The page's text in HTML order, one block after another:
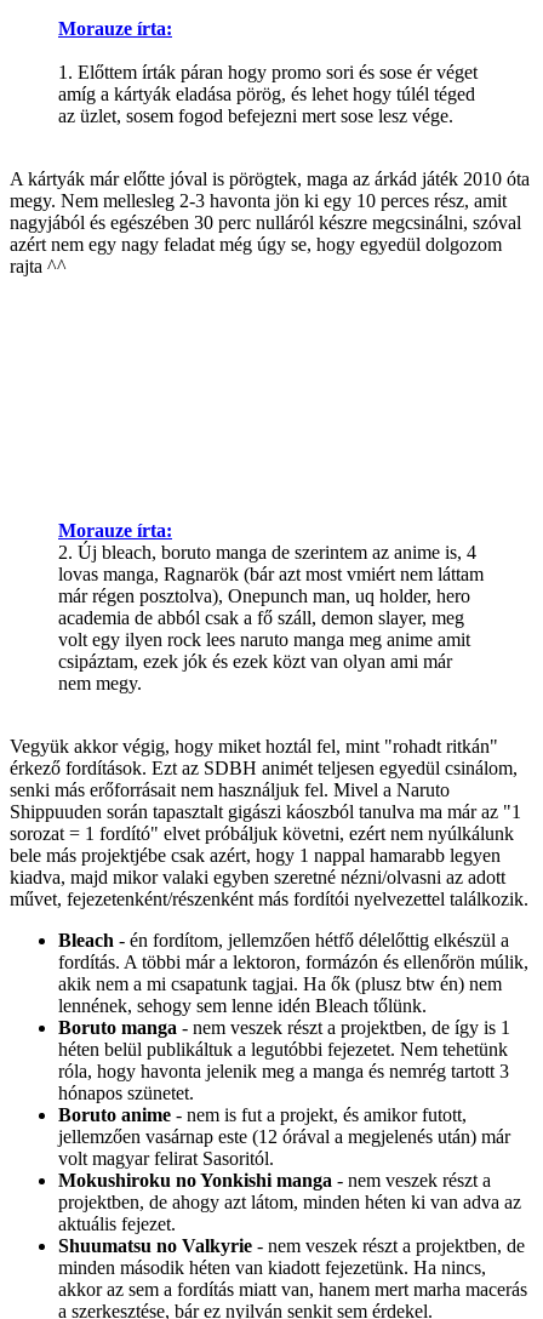
Morauze írta:
1. Előttem írták páran hogy promo sori és sose ér véget
amíg a kártyák eladása pörög, és lehet hogy túlél téged
az üzlet, sosem fogod befejezni mert sose lesz vége.
A kártyák már előtte jóval is pörögtek, maga az árkád játék 2010 óta
megy. Nem mellesleg 2-3 havonta jön ki egy 10 perces rész, amit
nagyjából és egészében 30 perc nulláról készre megcsinálni, szóval
azért nem egy nagy feladat még úgy se, hogy egyedül dolgozom
rajta ^^
Morauze írta:
2. Új bleach, boruto manga de szerintem az anime is, 4
lovas manga, Ragnarök (bár azt most vmiért nem láttam
már régen posztolva), Onepunch man, uq holder, hero
academia de abból csak a fő száll, demon slayer, meg
volt egy ilyen rock lees naruto manga meg anime amit
csipáztam, ezek jók és ezek közt van olyan ami már
nem megy.
Vegyük akkor végig, hogy miket hoztál fel, mint "rohadt ritkán"
érkező fordítások. Ezt az SDBH animét teljesen egyedül csinálom,
senki más erőforrásait nem használjuk fel. Mivel a Naruto
Shippuuden során tapasztalt gigászi káoszból tanulva ma már az "1
sorozat = 1 fordító" elvet próbáljuk követni, ezért nem nyúlkálunk
bele más projektjébe csak azért, hogy 1 nappal hamarabb legyen
kiadva, majd mikor valaki egyben szeretné nézni/olvasni az adott
művet, fejezetenként/részenként más fordítói nyelvezettel találkozik.
Bleach - én fordítom, jellemzően hétfő délelőttig elkészül a
fordítás. A többi már a lektoron, formázón és ellenőrön múlik,
akik nem a mi csapatunk tagjai. Ha ők (plusz btw én) nem
lennének, sehogy sem lenne idén Bleach tőlünk.
Boruto manga - nem veszek részt a projektben, de így is 1
héten belül publikáltuk a legutóbbi fejezetet. Nem tehetünk
róla, hogy havonta jelenik meg a manga és nemrég tartott 3
hónapos szünetet.
Boruto anime - nem is fut a projekt, és amikor futott,
jellemzően vasárnap este (12 órával a megjelenés után) már
volt magyar felirat Sasoritól.
Mokushiroku no Yonkishi manga - nem veszek részt a
projektben, de ahogy azt látom, minden héten ki van adva az
aktuális fejezet.
Shuumatsu no Valkyrie - nem veszek részt a projektben, de
minden második héten van kiadott fejezetünk. Ha nincs,
akkor az sem a fordítás miatt van, hanem mert marha macerás
a szerkesztése, bár ez nyilván senkit sem érdekel.